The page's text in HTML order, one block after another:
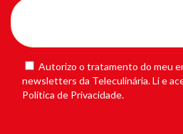
Autorizo o tratamento do meu
newsletters da Teleculinária. Li e
Política de Privacidade.